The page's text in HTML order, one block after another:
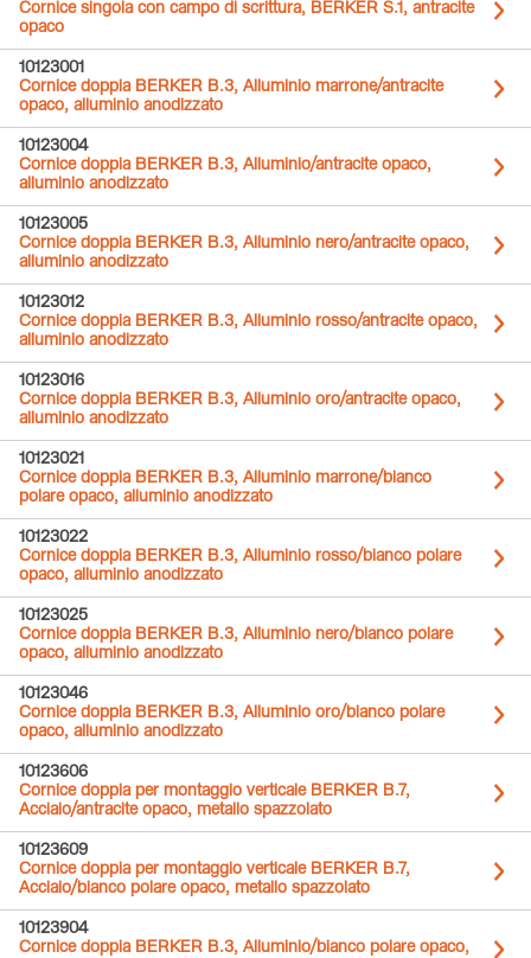
Cornice singola con campo di scrittura, BERKER S.1, antracite
opaco
10123001
Cornice doppia BERKER B.3, Alluminio marrone/antracite
opaco, alluminio anodizzato
10123004
Cornice doppia BERKER B.3, Alluminio/antracite opaco,
alluminio anodizzato
10123005
Cornice doppia BERKER B.3, Alluminio nero/antracite opaco,
alluminio anodizzato
10123012
Cornice doppia BERKER B.3, Alluminio rosso/antracite opaco,
alluminio anodizzato
10123016
Cornice doppia BERKER B.3, Alluminio oro/antracite opaco,
alluminio anodizzato
10123021
Cornice doppia BERKER B.3, Alluminio marrone/bianco
polare opaco, alluminio anodizzato
10123022
Cornice doppia BERKER B.3, Alluminio rosso/bianco polare
opaco, alluminio anodizzato
10123025
Cornice doppia BERKER B.3, Alluminio nero/bianco polare
opaco, alluminio anodizzato
10123046
Cornice doppia BERKER B.3, Alluminio oro/bianco polare
opaco, alluminio anodizzato
10123606
Cornice doppia per montaggio verticale BERKER B.7,
Acciaio/antracite opaco, metallo spazzolato
10123609
Cornice doppia per montaggio verticale BERKER B.7,
Acciaio/bianco polare opaco, metallo spazzolato
10123904
Cornice doppia BERKER B.3, Alluminio/bianco polare opaco,